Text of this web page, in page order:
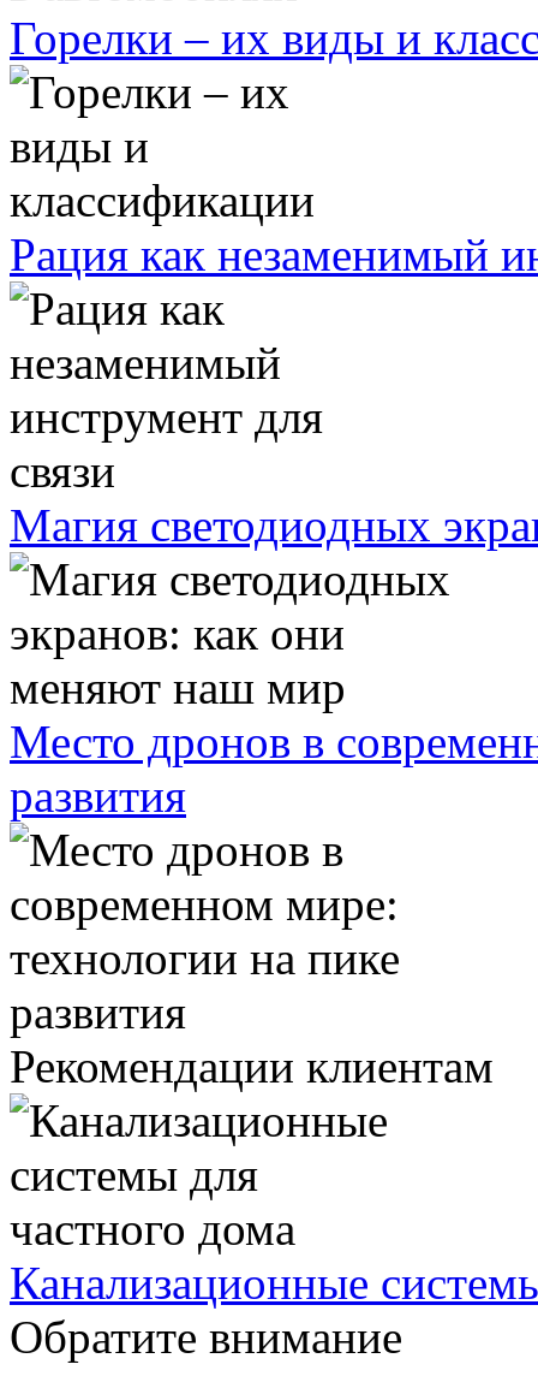
Горелки – их виды и
Рация как незаменимый
Магия светодиодных
Место дронов в
развития
Рекомендации клиентам
Канализационные
Обратите внимание